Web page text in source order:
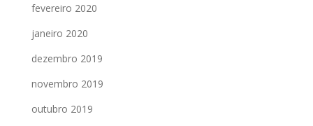
fevereiro 2020
janeiro 2020
dezembro 2019
novembro 2019
outubro 2019